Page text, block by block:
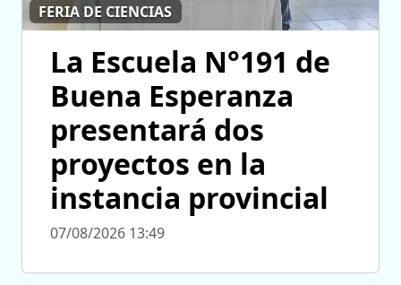
FERIA DE CIENCIAS
La Escuela N°191 de
Buena Esperanza
presentará dos
proyectos en la
instancia provincial
07/08/2026 13:49